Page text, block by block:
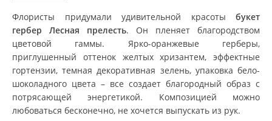
Флористы придумали удивительной красоты букет
гербер Лесная прелесть. Он пленяет благородством
цветовой гаммы. Ярко-оранжевые герберы,
приглушенный оттенок желтых хризантем, эффектные
гортензии, темная декоративная зелень, упаковка бело-
шоколадного цвета – все создает благородный образ с
потрясающей энергетикой. Композицией можно
любоваться бесконечно, не хочется выпускать из рук.